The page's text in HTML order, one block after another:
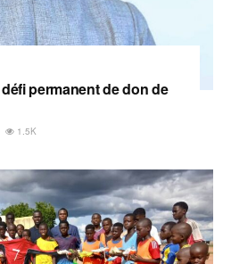
permanent de don de
1.5K